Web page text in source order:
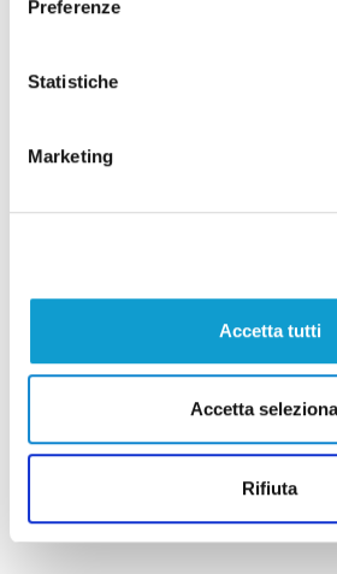
Preferenze
Statistiche
Marketing
Accetta tutti
Accetta
Rifiuta
Ritrovati in Nepal i corpi di
c’è anche il teramano Di